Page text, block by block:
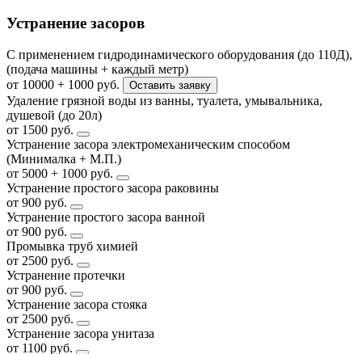
Устранение засоров
С применением гидродинамического оборудования (до 110Д),
(подача машины + каждый метр)
от 10000 + 1000 руб.
Оставить заявку
Удаление грязной воды из ванны, туалета, умывальника,
душевой (до 20л)
от 1500 руб.
Устранение засора электромеханическим способом
(Минималка + М.П.)
от 5000 + 1000 руб.
Устранение простого засора раковины
от 900 руб.
Устранение простого засора ванной
от 900 руб.
Промывка труб химией
от 2500 руб.
Устранение протечки
от 900 руб.
Устранение засора стояка
от 2500 руб.
Устранение засора унитаза
от 1100 руб.